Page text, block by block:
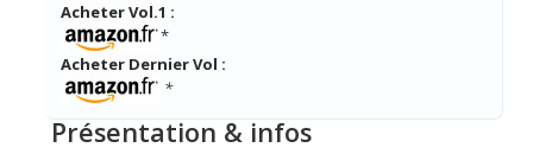
Acheter Vol.1 :
*
Acheter Dernier Vol :
*
Présentation & infos